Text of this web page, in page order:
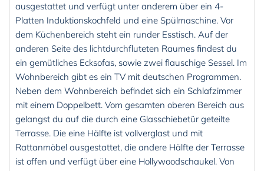
ausgestattet und verfügt unter anderem über ein 4-
Platten Induktionskochfeld und eine Spülmaschine. Vor
dem Küchenbereich steht ein runder Esstisch. Auf der
anderen Seite des lichtdurchfluteten Raumes findest du
ein gemütliches Ecksofas, sowie zwei flauschige Sessel. Im
Wohnbereich gibt es ein TV mit deutschen Programmen.
Neben dem Wohnbereich befindet sich ein Schlafzimmer
mit einem Doppelbett. Vom gesamten oberen Bereich aus
gelangst du auf die durch eine Glasschiebetür geteilte
Terrasse. Die eine Hälfte ist vollverglast und mit
Rattanmöbel ausgestattet, die andere Hälfte der Terrasse
ist offen und verfügt über eine Hollywoodschaukel. Von